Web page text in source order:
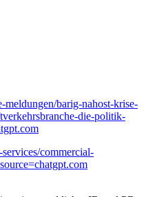
meldungen/barig-nahost-krise-
die-politik-
commercial-